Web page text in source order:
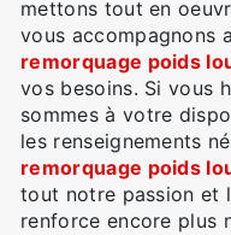
mettons tout en
vous accompagnons
remorquage poids
vos besoins. Si vous
sommes à votre
les renseignements
remorquage poids
tout notre passion et
renforce encore plus